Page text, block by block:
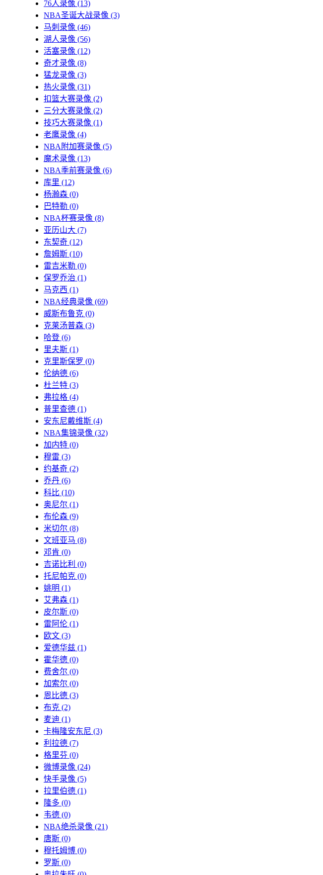
76人录像 (13)
NBA圣诞大战录像 (3)
马刺录像 (46)
湖人录像 (56)
活塞录像 (12)
奇才录像 (8)
猛龙录像 (3)
热火录像 (31)
扣篮大赛录像 (2)
三分大赛录像 (2)
技巧大赛录像 (1)
老鹰录像 (4)
NBA附加赛录像 (5)
魔术录像 (13)
NBA季前赛录像 (6)
库里 (12)
杨瀚森 (0)
巴特勒 (0)
NBA杯赛录像 (8)
亚历山大 (7)
东契奇 (12)
詹姆斯 (10)
雷吉米勒 (0)
保罗乔治 (1)
马克西 (1)
NBA经典录像 (69)
威斯布鲁克 (0)
克莱汤普森 (3)
哈登 (6)
里夫斯 (1)
克里斯保罗 (0)
伦纳德 (6)
杜兰特 (3)
弗拉格 (4)
普里查德 (1)
安东尼戴维斯 (4)
NBA集锦录像 (32)
加内特 (0)
穆雷 (3)
约基奇 (2)
乔丹 (6)
科比 (10)
奥尼尔 (1)
布伦森 (9)
米切尔 (8)
文班亚马 (8)
邓肯 (0)
吉诺比利 (0)
托尼帕克 (0)
姚明 (1)
艾弗森 (1)
皮尔斯 (0)
雷阿伦 (1)
欧文 (3)
爱德华兹 (1)
霍华德 (0)
费舍尔 (0)
加索尔 (0)
恩比德 (3)
布克 (2)
麦迪 (1)
卡梅隆安东尼 (3)
利拉德 (7)
格里芬 (0)
微博录像 (24)
快手录像 (5)
拉里伯德 (1)
隆多 (0)
韦德 (0)
NBA绝杀录像 (21)
唐斯 (0)
穆托姆博 (0)
罗斯 (0)